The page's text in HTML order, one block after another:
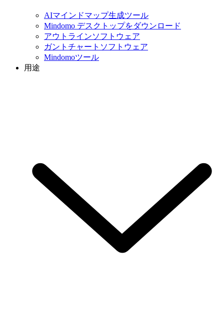
AIマインドマップ生成ツール
Mindomo デスクトップをダウンロード
アウトラインソフトウェア
ガントチャートソフトウェア
Mindomoツール
用途